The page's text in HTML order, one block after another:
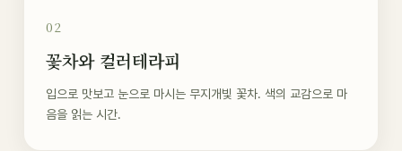
02
꽃차와 컬러테라피
입으로 맛보고 눈으로 마시는 무지개빛 꽃차. 색의 교감으로 마
음을 읽는 시간.